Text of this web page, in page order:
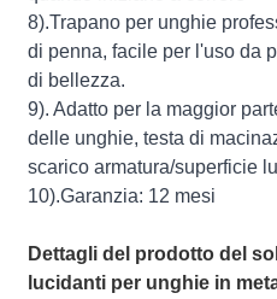
8).Trapano per unghie
di penna, facile per l'uso da
di bellezza.
9). Adatto per la maggior
delle unghie, testa di
scarico armatura/superficie
10).Garanzia: 12 mesi
Dettagli del prodotto del
lucidanti per unghie in